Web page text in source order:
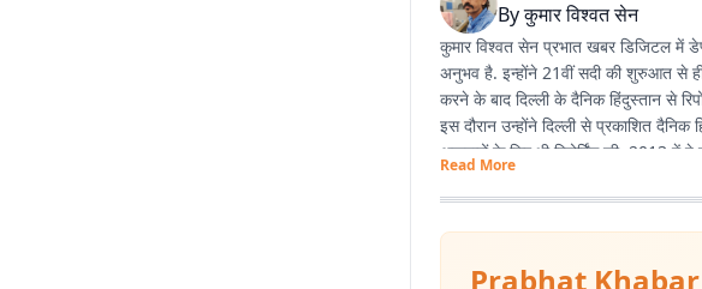
Byकुमार विश्वत सेन
कुमार विश्वत सेन प्रभात खबर डिजिटल में
अनुभव है. इन्होंने 21वीं सदी की शुरुआत से ही
करने के बाद दिल्ली के दैनिक हिंदुस्तान से
इस दौरान उन्होंने दिल्ली से प्रकाशित
अखबारों के लिए भी रिपोर्टिंग की. 2013
प्रभात खबर डिजिटल में अपनी सेवाएं दे रहे
पत्रकारिता के 300 साल के इतिहास पर
कहानियां देश के विभिन्न पत्र-पत्रिकाओं में
Read More
Prabhat